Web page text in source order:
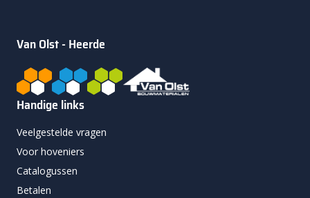
Van Olst - Heerde
Handige links
Veelgestelde vragen
Voor hoveniers
Catalogussen
Betalen